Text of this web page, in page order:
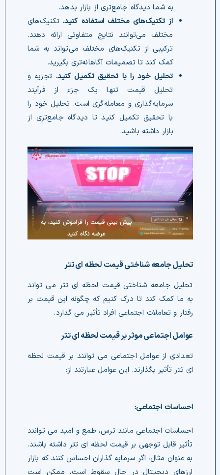
به شما دیدگاه جامع‌تری از بازار بدهد.
از تکنیک‌های مختلف استفاده کنید. تکنیک‌های
مختلف می‌توانند نتایج متفاوتی ارائه دهند.
ترکیبی از تکنیک‌های مختلف می‌تواند به شما
کمک کند تا تصمیمات آگاهانه‌تری بگیرید.
تحلیل خود را با تحقیق تکمیل کنید. تجزیه و
تحلیل قیمت تنها یک جزء از فرآیند
سرمایه‌گذاری و معامله‌گری است. تحلیل خود را
با تحقیق تکمیل کنید تا دیدگاه جامع‌تری از
بازار داشته باشید.
تحلیل جامعه شناختی قیمت لحظه ای تتر
تحلیل جامعه شناختی قیمت لحظه ای تتر می تواند
به ما کمک کند تا درک کنیم که چگونه این قیمت بر
رفتار و تعاملات اجتماعی افراد تأثیر می گذارد.
عوامل اجتماعی موثر بر قیمت لحظه ای تتر
تعدادی از عوامل اجتماعی می توانند بر قیمت لحظه
ای تتر تأثیر بگذارند. این عوامل عبارتند از:
احساسات اجتماعی:
احساسات اجتماعی مانند ترس، طمع و امید می توانند
تأثیر قابل توجهی بر قیمت لحظه ای تتر داشته باشند.
به عنوان مثال، اگر سرمایه گذاران احساس کنند که بازار
ارزهای دیجیتال در حال سقوط است، ممکن است